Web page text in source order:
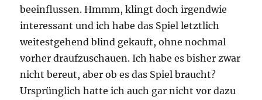
beeinflussen. Hmmm, klingt doch irgendwie
interessant und ich habe das Spiel letztlich
weitestgehend blind gekauft, ohne nochmal
vorher draufzuschauen. Ich habe es bisher zwar
nicht bereut, aber ob es das Spiel braucht?
Ursprünglich hatte ich auch gar nicht vor dazu